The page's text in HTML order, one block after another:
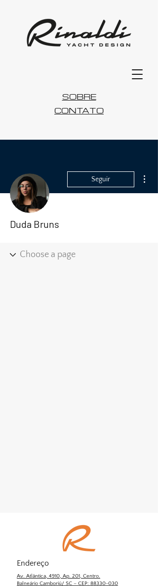
CONTATO
SOBRE
Seguir
Duda Bruns
Endereço
Av. Atlântica, 4910, Ap. 201, Centro.
Balneário Camboriú/ SC – CEP: 88330-030